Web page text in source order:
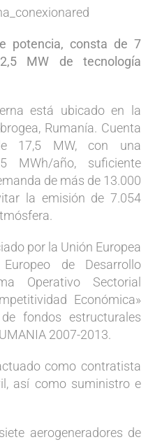
potencia, consta de 7
MW de tecnología
está ubicado en la
Rumanía. Cuenta
17,5 MW, con una
MWh/año, suficiente
de más de 13.000
la emisión de 7.054
por la Unión Europea
de Desarrollo
Operativo Sectorial
Económica»
fondos estructurales
2007-2013.
como contratista
así como suministro e
aerogeneradores de